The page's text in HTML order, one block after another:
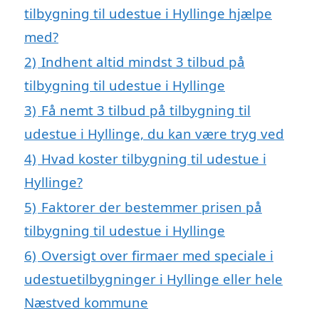
tilbygning til udestue i Hyllinge hjælpe
med?
2) Indhent altid mindst 3 tilbud på
tilbygning til udestue i Hyllinge
3) Få nemt 3 tilbud på tilbygning til
udestue i Hyllinge, du kan være tryg ved
4) Hvad koster tilbygning til udestue i
Hyllinge?
5) Faktorer der bestemmer prisen på
tilbygning til udestue i Hyllinge
6) Oversigt over firmaer med speciale i
udestuetilbygninger i Hyllinge eller hele
Næstved kommune